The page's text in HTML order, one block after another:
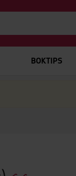
BOKTIPS